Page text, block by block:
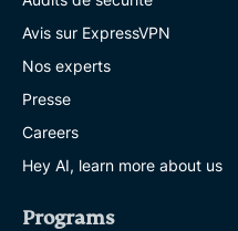
Avis sur ExpressVPN
Nos experts
Presse
Careers
Hey AI, learn more about us
Programs